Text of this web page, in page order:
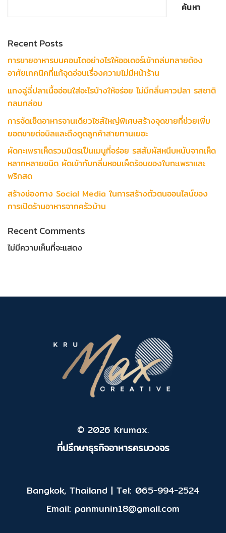
ค้นหา
Recent Posts
การขายอาหารบนคอนโดอย่างไรให้ออเดอร์เข้าถล่มทลายต้อง
อาศัยเทคนิคที่แก้จุดอ่อนเรื่องความไม่มีหน้าร้าน
แกงฉู่ฉี่ปลาเนื้ออ่อนใส่อะไรบ้างให้อร่อย ไม่มีกลิ่นคาวปลา รสชาติ
กลมกล่อม
การจัดเซ็ตอาหารจานเดียวไซส์ใหญ่พิเศษสร้างจุดขายที่ช่วยเพิ่ม
ยอดขายต่อบิลและดึงดูดลูกค้าสายทานเยอะ
ผัดกะเพราเห็ดรวมมิตรเป็นเมนูที่อร่อย รสสัมผัสหนึบหนับจากเห็ด
หลากหลายชนิด ผัดเข้ากับกลิ่นหอมเผ็ดร้อนของใบกะเพราและ
พริกสด
สร้างช่องทาง Social Media ในการสร้างตัวตนออนไลน์ของ
การเปิดร้านอาหารจากครัวบ้าน
Recent Comments
ไม่มีความเห็นที่จะแสดง
© 2026 Krumax.
ที่ปรึกษาธุรกิจอาหารครบวงจร
Bangkok, Thailand | Tel: 065-994-2524
Email: panmunin18@gmail.com